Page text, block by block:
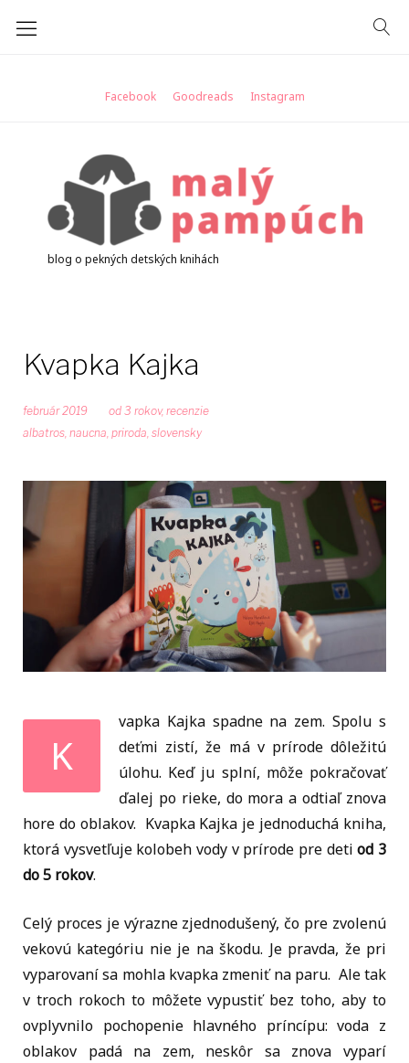
Facebook Goodreads Instagram
blog o pekných detských knihách
Kvapka Kajka
február 2019 od 3 rokov, recenzie
albatros, naucna, priroda, slovensky
K
vapka Kajka spadne na zem. Spolu s
deťmi zistí, že má v prírode dôležitú
úlohu. Keď ju splní, môže pokračovať
ďalej po rieke, do mora a odtiaľ znova
hore do oblakov. Kvapka Kajka je jednoduchá kniha,
ktorá vysvetľuje kolobeh vody v prírode pre detiod 3
do 5 rokov.
Celý proces je výrazne zjednodušený, čo pre zvolenú
vekovú kategóriu nie je na škodu. Je pravda, že pri
vyparovaní sa mohla kvapka zmeniť na paru. Ale tak
v troch rokoch to môžete vypustiť bez toho, aby to
ovplyvnilo pochopenie hlavného príncípu: voda z
oblakov padá na zem, neskôr sa znova vyparí